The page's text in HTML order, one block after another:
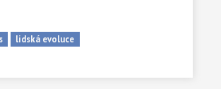
lidská evoluce